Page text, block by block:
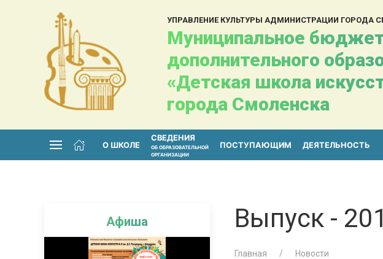
УПРАВЛЕНИЕ КУЛЬТУРЫ АДМИНИСТРАЦИИ ГОРОДА
Муниципальное
дополнительного
«Детская школа
города Смоленска
О ШКОЛЕ
СВЕДЕНИЯ
ОБ ОБРАЗОВАТЕЛЬНОЙ
ОРГАНИЗАЦИИ
ПОСТУПАЮЩИМ ДЕЯТЕЛЬНОСТЬ
Афиша Выпуск -
Главная Новости